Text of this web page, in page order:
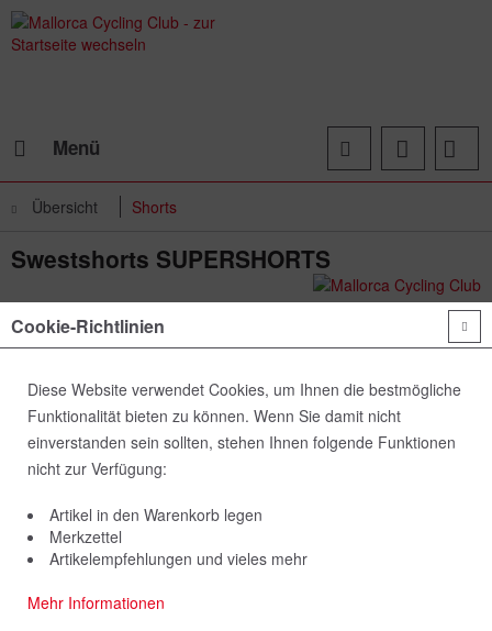
Menü
Übersicht Shorts
Swestshorts SUPERSHORTS
49,00 € *
Cookie-Richtlinien
Diese Website verwendet Cookies, um Ihnen die bestmögliche
Funktionalität bieten zu können. Wenn Sie damit nicht
einverstanden sein sollten, stehen Ihnen folgende Funktionen
nicht zur Verfügung:
Artikel in den Warenkorb legen
Merkzettel
Artikelempfehlungen und vieles mehr
Mehr Informationen